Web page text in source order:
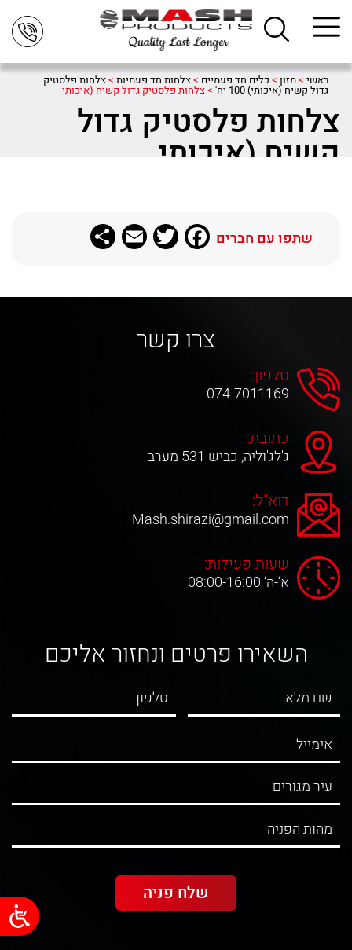
ראשי >מזון > כלים חד פעמיים >צלחות חד פעמיות >צלחות פלסטיק
גדול קשיח (איכותי) 100 יח' >צלחות פלסטיק גדול קשיח (איכותי
צלחות פלסטיק גדול
קשיח (איכותי
שתפו עם חברים Facebook
Twitter
Email
צרו קשר
טלפון:
074-7011169
כתובת:
ג'לג'וליה, כביש 531 מערב
דוא"ל:
Mash.shirazi@gmail.com
שעות פעילות:
א‘-ה‘ 08:00-16:00
השאירו פרטים ונחזור אליכם